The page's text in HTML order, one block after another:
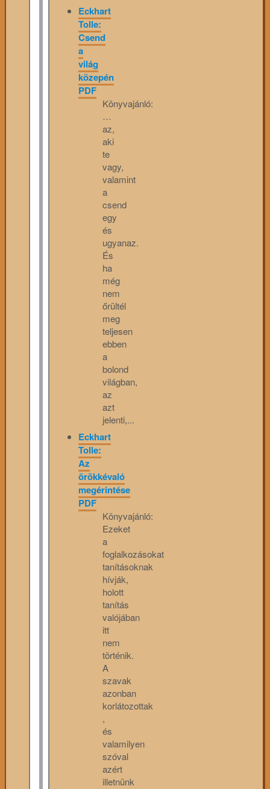
Eckhart
Tolle:
Csend
a
világ
közepén
PDF
Könyvajánló:
…
az,
aki
te
vagy,
valamint
a
csend
egy
és
ugyanaz.
És
ha
még
nem
őrültél
meg
teljesen
ebben
a
bolond
világban,
az
azt
jelenti,...
Eckhart
Tolle:
Az
örökkévaló
megérintése
PDF
Könyvajánló:
Ezeket
a
foglalkozásokat
tanításoknak
hívják,
holott
tanítás
valójában
itt
nem
történik.
A
szavak
azonban
korlátozottak
,
és
valamilyen
szóval
azért
illetnünk